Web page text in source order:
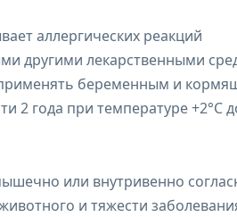
аллергических реакций
другими лекарственными
беременным и
2 года при температуре +2°C
или внутривенно
и тяжести